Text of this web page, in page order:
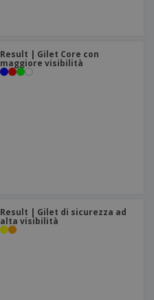
Result | Gilet Core con
maggiore visibilità
Result | Gilet di sicurezza ad
alta visibilità